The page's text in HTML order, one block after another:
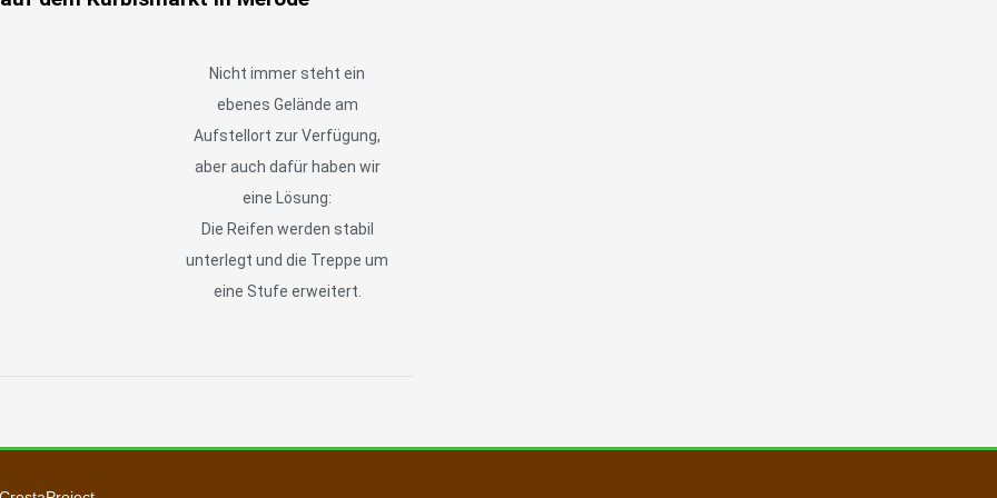
Nicht immer steht ein
ebenes Gelände am
Aufstellort zur Verfügung,
aber auch dafür haben wir
eine Lösung:
Die Reifen werden stabil
unterlegt und die Treppe um
eine Stufe erweitert.